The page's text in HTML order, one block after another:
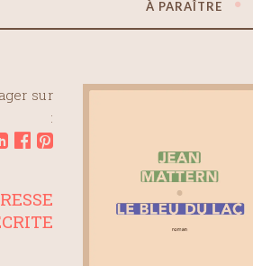
À PARAÎTRE
sur
: